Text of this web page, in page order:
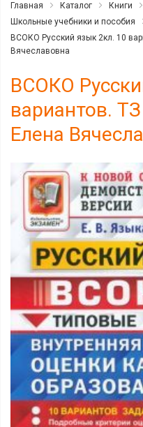
Главная Каталог Книги
Школьные учебники и пособия
ВСОКО Русский язык 2кл. 10
Вячеславовна
ВСОКО
вариантов.
Елена